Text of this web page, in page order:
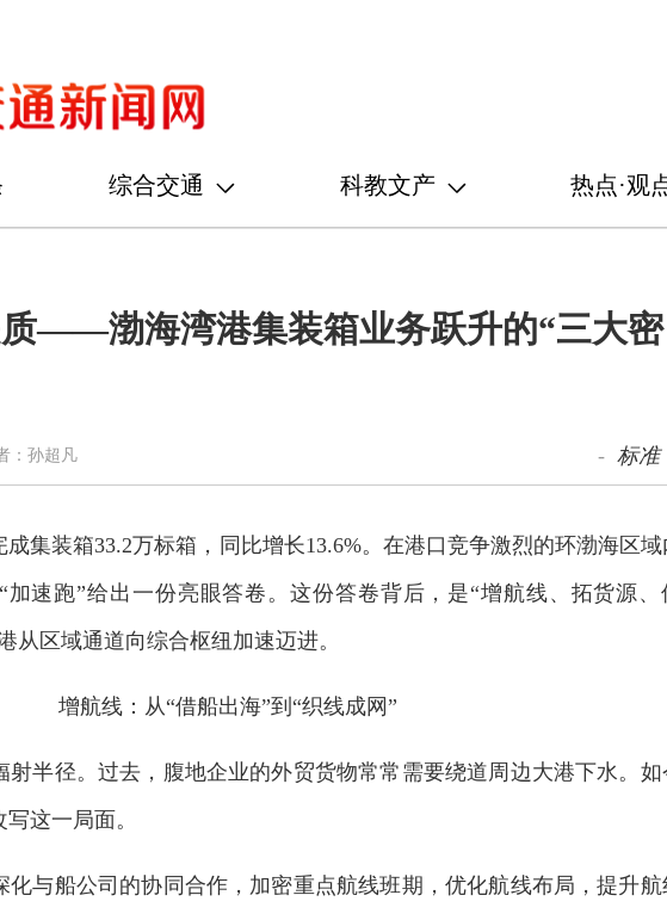
综合交通 科教文产 热点·观
——渤海湾港集装箱业务跃升的“三大密
：孙超凡 - 标准
集装箱33.2万标箱，同比增长13.6%。在港口竞争激烈的环渤海区域
速跑”给出一份亮眼答卷。这份答卷背后，是“增航线、拓货源、
从区域通道向综合枢纽加速迈进。
增航线：从“借船出海”到“织线成网”
半径。过去，腹地企业的外贸货物常常需要绕道周边大港下水。如
这一局面。
化与船公司的协同合作，加密重点航线班期，优化航线布局，提升航